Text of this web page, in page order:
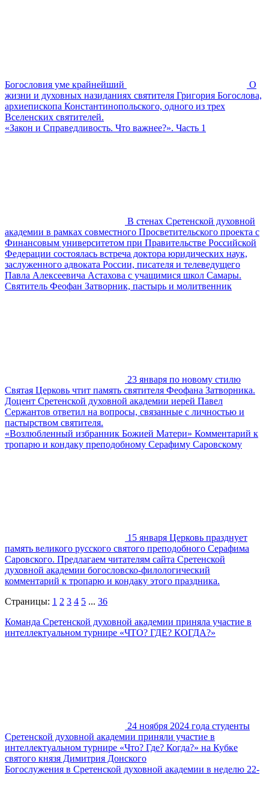
Богословия уме крайнейший
О
жизни и духовных назиданиях святителя Григория Богослова,
архиепископа Константинопольского, одного из трех
Вселенских святителей.
«Закон и Справедливость. Что важнее?». Часть 1
В стенах Сретенской духовной
академии в рамках совместного Просветительского проекта с
Финансовым университетом при Правительстве Российской
Федерации состоялась встреча доктора юридических наук,
заслуженного адвоката России, писателя и телеведущего
Павла Алексеевича Астахова с учащимися школ Самары.
Святитель Феофан Затворник, пастырь и молитвенник
23 января по новому стилю
Святая Церковь чтит память святителя Феофана Затворника.
Доцент Сретенской духовной академии иерей Павел
Сержантов ответил на вопросы, связанные с личностью и
пастырством святителя.
«Возлюбленный избранник Божией Матери» Комментарий к
тропарю и кондаку преподобному Серафиму Саровскому
15 января Церковь празднует
память великого русского святого преподобного Серафима
Саровского. Предлагаем читателям сайта Сретенской
духовной академии богословско-филологический
комментарий к тропарю и кондаку этого праздника.
Страницы: 1 2 3 4 5 ... 36
Команда Сретенской духовной академии приняла участие в
интеллектуальном турнире «ЧТО? ГДЕ? КОГДА?»
24 ноября 2024 года студенты
Сретенской духовной академии приняли участие в
интеллектуальном турнире «Что? Где? Когда?» на Кубке
святого князя Димитрия Донского
Богослужения в Сретенской духовной академии в неделю 22-